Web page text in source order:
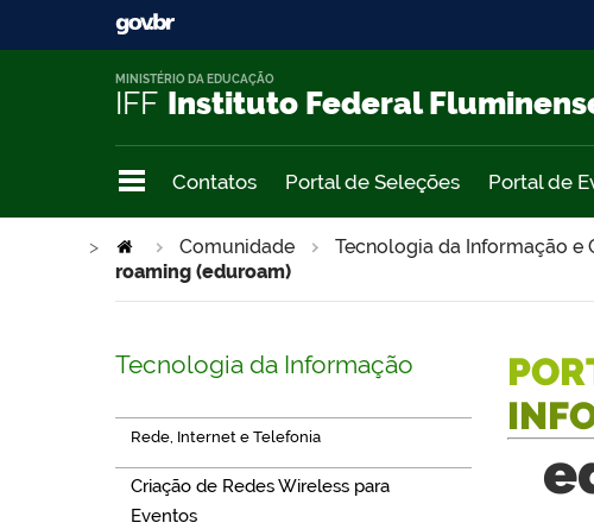
IFF Instituto Federal
MINISTÉRIO DA EDUCAÇÃO
Contatos Portal de Seleções Portal de
Comunidade Tecnologia da Informação e
>
roaming (eduroam)
Tecnologia da Informação
Rede, Internet e Telefonia
Criação de Redes Wireless para
Eventos